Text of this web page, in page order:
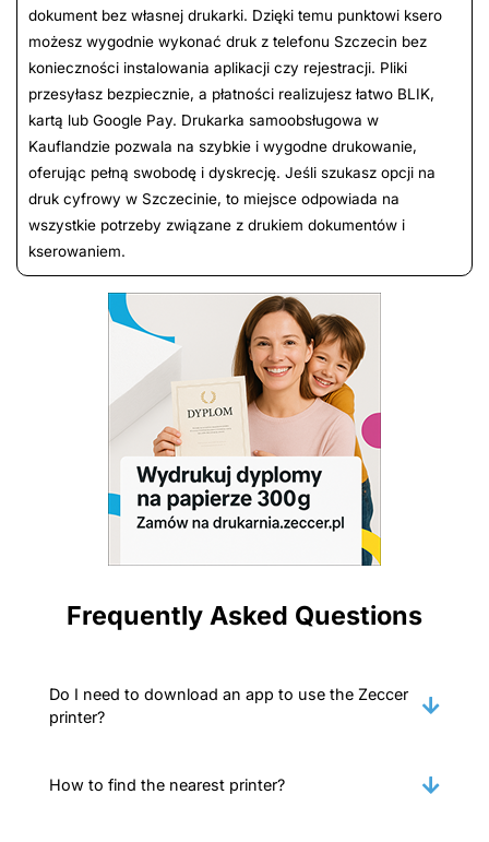
dokument bez własnej drukarki. Dzięki temu punktowi ksero
możesz wygodnie wykonać druk z telefonu Szczecin bez
konieczności instalowania aplikacji czy rejestracji. Pliki
przesyłasz bezpiecznie, a płatności realizujesz łatwo BLIK,
kartą lub Google Pay. Drukarka samoobsługowa w
Kauflandzie pozwala na szybkie i wygodne drukowanie,
oferując pełną swobodę i dyskrecję. Jeśli szukasz opcji na
druk cyfrowy w Szczecinie, to miejsce odpowiada na
wszystkie potrzeby związane z drukiem dokumentów i
kserowaniem.
Frequently Asked Questions
Do I need to download an app to use the Zeccer
printer?
How to find the nearest printer?